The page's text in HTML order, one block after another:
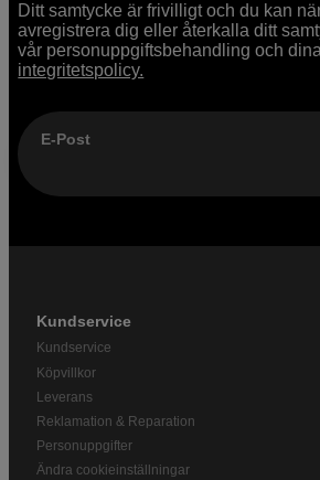
Ditt samtycke är frivilligt och du kan
avregistrera dig eller återkalla ditt
vår personuppgiftsbehandling och
integritetspolicy.
E-Post
Kundservice
Kundservice
Köpvillkor
Leverans
Reklamation & Reparation
Personuppgifter
Ändra cookieinställningar